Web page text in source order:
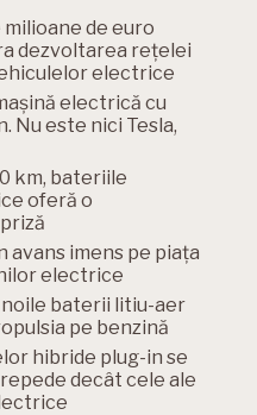
milioane de euro
dezvoltarea rețelei
electrice
electrică cu
Nu este nici Tesla,
km, bateriile
oferă o
avans imens pe piața
electrice
noile baterii litiu-aer
pe benzină
hibride plug-in se
decât cele ale